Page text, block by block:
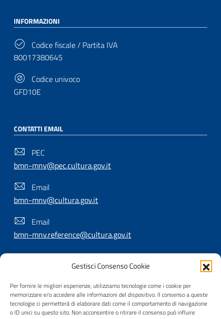
Gestisci Consenso Cookie
Per fornire le migliori esperienze, utilizziamo tecnologie come i cookie per
memorizzare e/o accedere alle informazioni del dispositivo. Il consenso a queste
tecnologie ci permetterà di elaborare dati come il comportamento di navigazione
o ID unici su questo sito. Non acconsentire o ritirare il consenso può influire
INFORMAZIONI
Codice fiscale / Partita IVA
80017380645
Codice univoco
GFD10E
CONTATTI EMAIL
PEC
bmn-mnv@pec.cultura.gov.it
Email
bmn-mnv@cultura.gov.it
Email
bmn-mnv.reference@cultura.gov.it